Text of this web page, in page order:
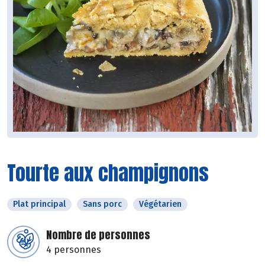
Tourte aux champignons
Plat principal Sans porc Végétarien
Nombre de personnes
4 personnes